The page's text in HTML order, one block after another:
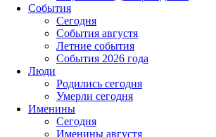
События
Cегодня
События августя
Летние события
События 2026 года
Люди
Родились сегодня
Умерли сегодня
Именины
Cегодня
Именины августя